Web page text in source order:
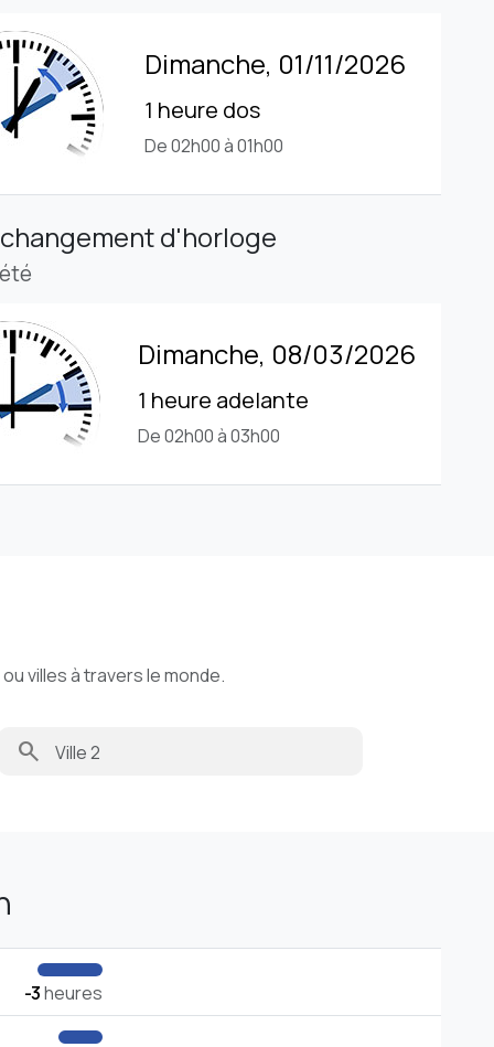
Dimanche, 01/11/2026
1 heure dos
De 02h00 à 01h00
d'horloge
Dimanche, 08/03/2026
1 heure adelante
De 02h00 à 03h00
villes à travers le monde.
search
-3heures